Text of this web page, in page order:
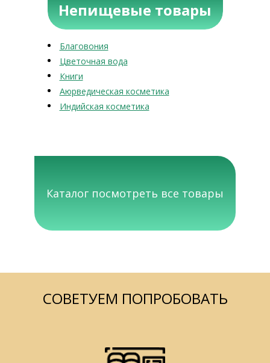
Непищевые товары
Благовония
Цветочная вода
Книги
Аюрведическая косметика
Индийская косметика
Каталог посмотреть все товары
СОВЕТУЕМ ПОПРОБОВАТЬ